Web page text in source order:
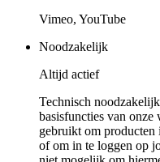
Vimeo, YouTube
Noodzakelijk
Altijd actief
Technisch
basisfuncties van
gebruikt om
of om in te loggen op